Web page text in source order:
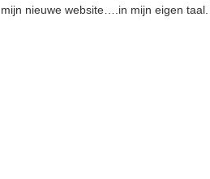
mijn nieuwe website….in mijn eigen